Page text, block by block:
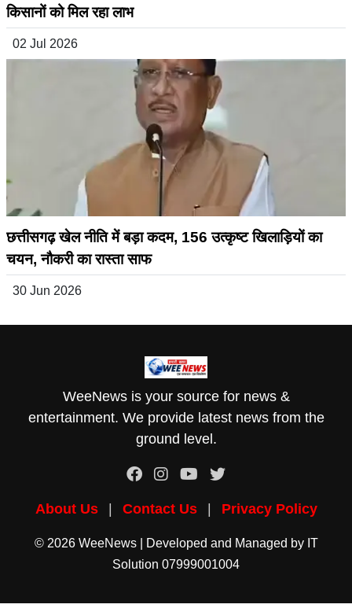
किसानों को मिल रहा लाभ
02 Jul 2026
छत्तीसगढ़ खेल नीति में बड़ा कदम, 156 उत्कृष्ट खिलाड़ियों का
चयन, नौकरी का रास्ता साफ
30 Jun 2026
WeeNews is your source for news &
entertainment. We provide latest news from the
ground level.
About Us Contact Us Privacy Policy
© 2026 WeeNews | Developed and Managed by IT
Solution 07999001004